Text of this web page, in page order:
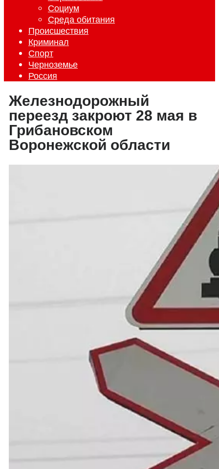
Социум
Среда обитания
Происшествия
Криминал
Спорт
Черноземье
Россия
Железнодорожный
переезд закроют 28 мая в
Грибановском
Воронежской области